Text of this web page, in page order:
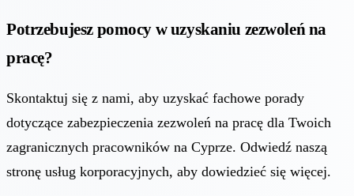
Potrzebujesz pomocy w uzyskaniu zezwoleń na
pracę?
Skontaktuj się z nami, aby uzyskać fachowe porady
dotyczące zabezpieczenia zezwoleń na pracę dla Twoich
zagranicznych pracowników na Cyprze. Odwiedź naszą
stronę usług korporacyjnych, aby dowiedzieć się więcej.